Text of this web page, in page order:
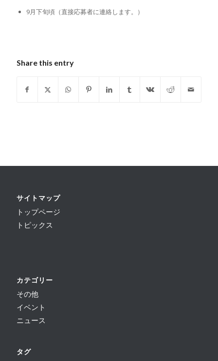
9月下旬頃（直接応募者に連絡します。）
Share this entry
サイトマップ
トップページ
トピックス
カテゴリー
その他
イベント
ニュース
タグ